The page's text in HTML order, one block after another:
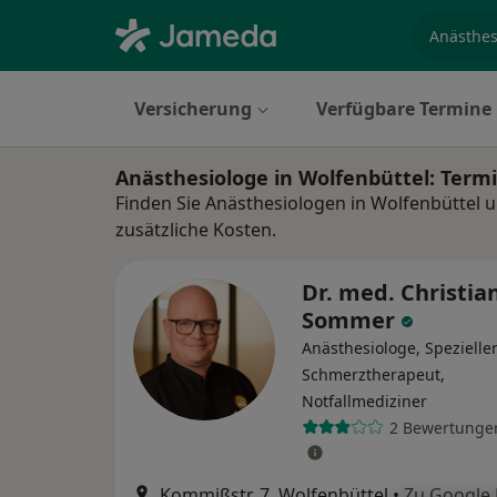
Versicherung Verfügbare Termine
Anästhesiologe in Wolfenbüttel:
Finden Sie Anästhesiologen in Wolfenbüttel
zusätzliche Kosten.
Dr. med.
Sommer
Anästhesiologe, Spezieller
Schmerztherapeut,
Notfallmediziner
2